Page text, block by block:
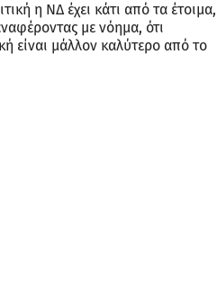
η ΝΔ έχει κάτι από τα έτοιμα,
με νόημα, ότι
είναι μάλλον καλύτερο από το